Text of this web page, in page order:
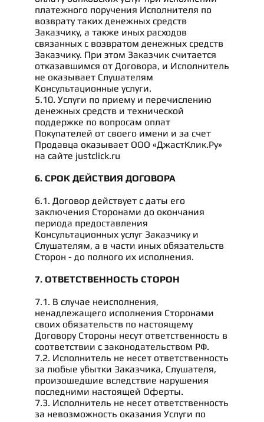
платежного поручения Исполнителя по
возврату таких денежных средств
Заказчику, а также иных расходов
связанных с возвратом денежных средств
Заказчику. При этом Заказчик считается
отказавшимся от Договора, и Исполнитель
не оказывает Слушателям
Консультационные услуги.
5.10. Услуги по приему и перечислению
денежных средств и технической
поддержке по вопросам оплат
Покупателей от своего имени и за счет
Продавца оказывает ООО «ДжастКлик.Ру»
на сайте justclick.ru
6. СРОК ДЕЙСТВИЯ ДОГОВОРА
6.1. Договор действует с даты его
заключения Сторонами до окончания
периода предоставления
Консультационных услуг Заказчику и
Слушателям, а в части иных обязательств
Сторон - до полного их исполнения.
7. ОТВЕТСТВЕННОСТЬ СТОРОН
7.1. В случае неисполнения,
ненадлежащего исполнения Сторонами
своих обязательств по настоящему
Договору Стороны несут ответственность в
соответствии с законодательством РФ.
7.2. Исполнитель не несет ответственность
за любые убытки Заказчика, Слушателя,
произошедшие вследствие нарушения
последними настоящей Оферты.
7.3. Исполнитель не несет ответственность
за невозможность оказания Услуги по